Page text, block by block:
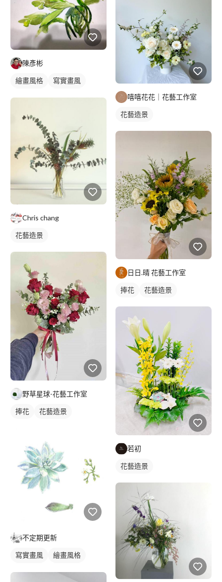
陳彥彬
繪畫風格
寫實畫風
Chris chang
花藝造景
野草星球-花藝工作室
捧花 花藝造景
不定期更新
寫實畫風
繪畫風格
嘻嘻花花｜花藝工作室
花藝造景
日日.晴 花藝工作室
捧花 花藝造景
若初
花藝造景